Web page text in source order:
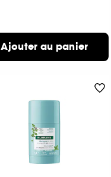
Ajouter au panier